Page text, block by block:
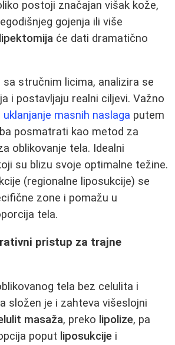
postoji značajan višak kože,
gojenja ili više
će dati dramatično
sa stručnim licima, analizira se
i postavljaju realni ciljevi. Važno
uklanjanje masnih naslaga putem
posmatrati kao metod za
oblikovanje tela. Idealni
su blizu svoje optimalne težine.
(regionalne liposukcije) se
zone i pomažu u
tela.
pristup za trajne
tela bez celulita i
složen je i zahteva višeslojni
masaža, preko lipolize, pa
poput liposukcije i